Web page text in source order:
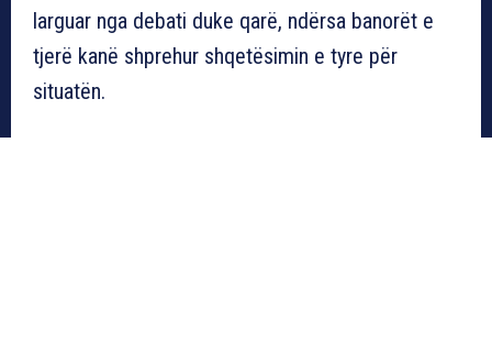
larguar nga debati duke qarë, ndërsa banorët e
tjerë kanë shprehur shqetësimin e tyre për
situatën.